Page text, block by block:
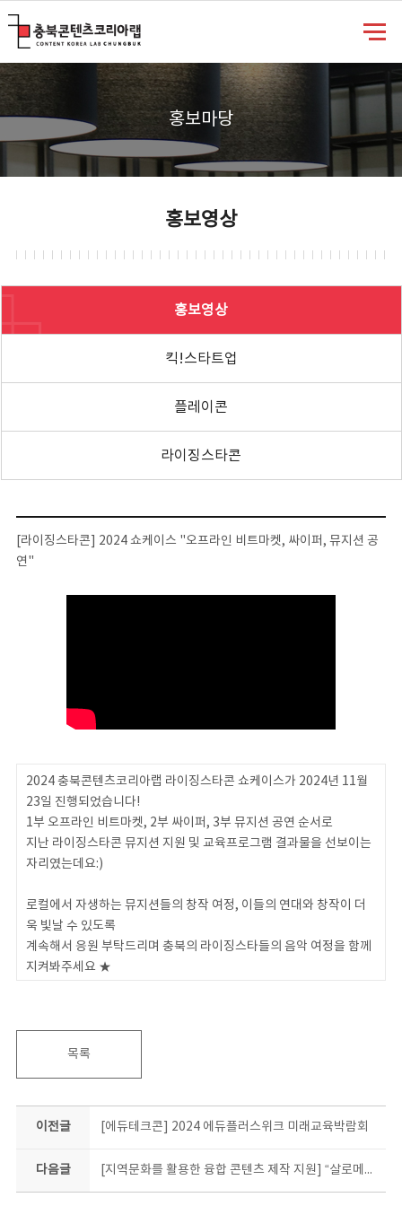
홍보마당
홍보영상
홍보영상
킥!스타트업
플레이콘
라이징스타콘
[라이징스타콘] 2024 쇼케이스 "오프라인 비트마켓, 싸이퍼, 뮤지션 공
연"
2024 충북콘텐츠코리아랩 라이징스타콘 쇼케이스가 2024년 11월
23일 진행되었습니다!
1부 오프라인 비트마켓, 2부 싸이퍼, 3부 뮤지션 공연 순서로
지난 라이징스타콘 뮤지션 지원 및 교육프로그램 결과물을 선보이는
자리였는데요:)
로컬에서 자생하는 뮤지션들의 창작 여정, 이들의 연대와 창작이 더
욱 빛날 수 있도록
계속해서 응원 부탁드리며 충북의 라이징스타들의 음악 여정을 함께
지켜봐주세요 ★
목록
이전글 [에듀테크콘] 2024 에듀플러스위크 미래교육박람회
다음글 [지역문화를 활용한 융합 콘텐츠 제작 지원] “살로메레코드를 만나다” | 미니다큐 | 충북콘텐츠코리아랩